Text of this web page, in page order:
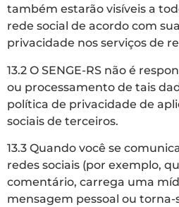
também estarão visíveis a
rede social de acordo com
privacidade nos serviços de
13.2 O SENGE-RS não é
ou processamento de tais
política de privacidade de
sociais de terceiros.
13.3 Quando você se
redes sociais (por exemplo,
comentário, carrega uma
mensagem pessoal ou torna-